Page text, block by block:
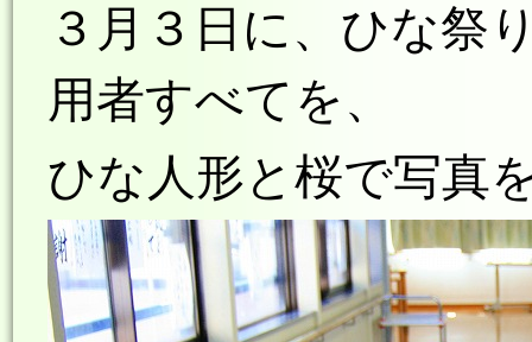
３月３日に、 ひな祭
用者すべてを、
ひな人形と桜で写